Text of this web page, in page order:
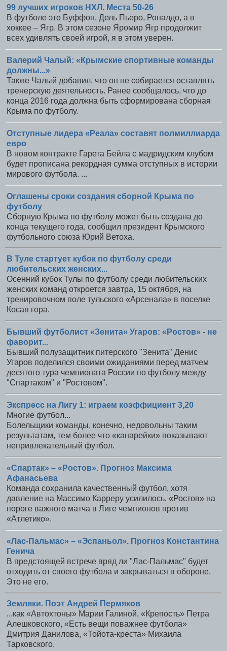
99 лучших игроков НХЛ. Места 50-26
В футболе это Буффон, Дель Пьеро, Роналдо, а в
хоккее – Ягр. В этом сезоне Яромир Ягр продолжит
всех удивлять своей игрой, я в этом уверен.
Валерий Чалый: «Крымские спортивные команды
должны...»
Также Чалый добавил, что он не собирается оставлять
тренерскую деятельность. Ранее сообщалось, что до
конца 2016 года должна быть сформирована сборная
Крыма по футболу.
Отступные лидера «Реала» составят полмиллиарда
евро
В новом контракте Гарета Бейла с мадридским клубом
будет прописана рекордная сумма отступных в истории
мирового футбола. ...
Оглашены сроки создания сборной Крыма по
футболу
Сборную Крыма по футболу может быть создана до
конца текущего года, сообщил президент Крымского
футбольного союза Юрий Ветоха.
В Туле стартует кубок по футболу среди
любительских женских...
Осенний кубок Тулы по футболу среди любительских
женских команд откроется завтра, 15 октября, на
тренировочном поле тульского «Арсенала» в поселке
Косая гора.
Бывший футболист «Зенита» Угаров: «Ростов» - не
фаворит...
Бывший полузащитник питерского "Зенита" Денис
Угаров поделился своими ожиданиями перед матчем
десятого тура чемпионата России по футболу между
"Спартаком" и "Ростовом".
Экспресс на Лигу 1: играем коэффициент 3,20
Многие футбол...
Болельщики команды, конечно, недовольны таким
результатам, тем более что «канарейки» показывают
непривлекательный футбол.
«Спартак» – «Ростов». Прогноз Максима
Афанасьева
Команда сохранила качественный футбол, хотя
давление на Массимо Карреру усилилось. «Ростов» на
пороге важного матча в Лиге чемпионов против
«Атлетико».
«Лас-Пальмас» – «Эспаньол». Прогноз Константина
Генича
В предстоящей встрече вряд ли "Лас-Пальмас" будет
отходить от своего футбола и закрываться в обороне.
Это не его.
Земляки. Поэт Андрей Пермяков
...как «Автохтоны» Марии Галиной, «Крепость» Петра
Алешковского, «Есть вещи поважнее футбола»
Дмитрия Данилова, «Тойота-креста» Михаила
Тарковского.